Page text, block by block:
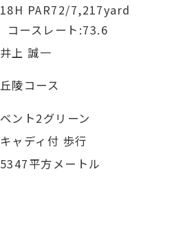
18H PAR72/7,217yard
コースレート:73.6
井上 誠一
丘陵コース
ベント2グリーン
キャディ付 歩行
5347平方メートル